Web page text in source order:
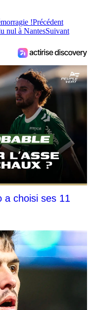
!Précédent
nul à NantesSuivant
a choisi ses 11